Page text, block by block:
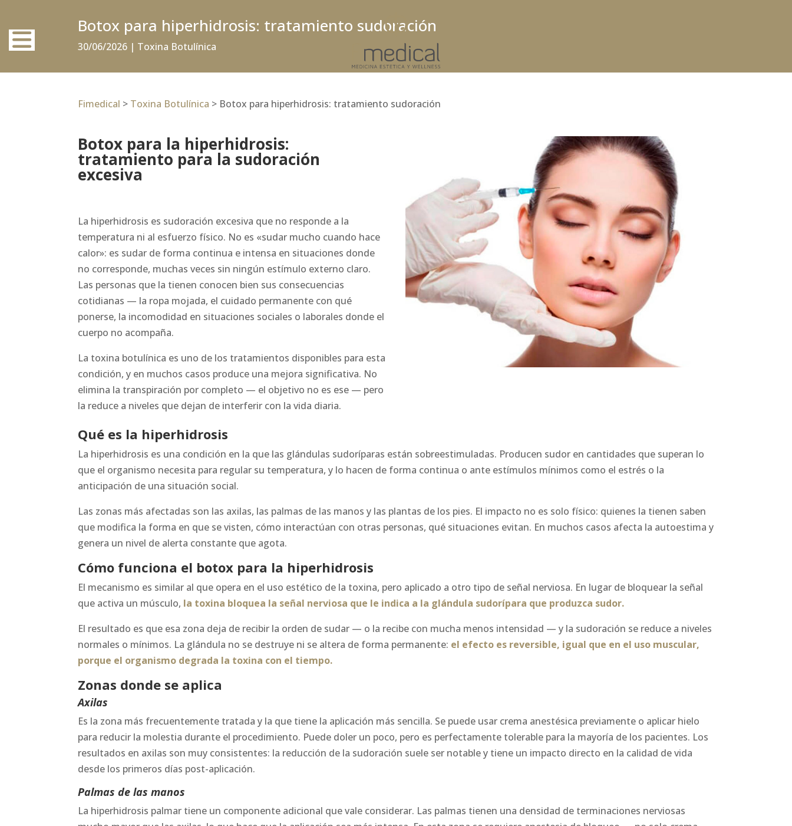
Botox para hiperhidrosis: tratamiento sudoración
30/06/2026 | Toxina Botulínica
Fimedical > Toxina Botulínica > Botox para hiperhidrosis: tratamiento sudoración
Botox para la hiperhidrosis:
tratamiento para la sudoración
excesiva
La hiperhidrosis es sudoración excesiva que no responde a la
temperatura ni al esfuerzo físico. No es «sudar mucho cuando hace
calor»: es sudar de forma continua e intensa en situaciones donde
no corresponde, muchas veces sin ningún estímulo externo claro.
Las personas que la tienen conocen bien sus consecuencias
cotidianas — la ropa mojada, el cuidado permanente con qué
ponerse, la incomodidad en situaciones sociales o laborales donde el
cuerpo no acompaña.
La toxina botulínica es uno de los tratamientos disponibles para esta
condición, y en muchos casos produce una mejora significativa. No
elimina la transpiración por completo — el objetivo no es ese — pero
la reduce a niveles que dejan de interferir con la vida diaria.
Qué es la hiperhidrosis
La hiperhidrosis es una condición en la que las glándulas sudoríparas están sobreestimuladas. Producen sudor en cantidades que superan lo
que el organismo necesita para regular su temperatura, y lo hacen de forma continua o ante estímulos mínimos como el estrés o la
anticipación de una situación social.
Las zonas más afectadas son las axilas, las palmas de las manos y las plantas de los pies. El impacto no es solo físico: quienes la tienen saben
que modifica la forma en que se visten, cómo interactúan con otras personas, qué situaciones evitan. En muchos casos afecta la autoestima y
genera un nivel de alerta constante que agota.
Cómo funciona el botox para la hiperhidrosis
El mecanismo es similar al que opera en el uso estético de la toxina, pero aplicado a otro tipo de señal nerviosa. En lugar de bloquear la señal
que activa un músculo, la toxina bloquea la señal nerviosa que le indica a la glándula sudorípara que produzca sudor.
El resultado es que esa zona deja de recibir la orden de sudar — o la recibe con mucha menos intensidad — y la sudoración se reduce a niveles
normales o mínimos. La glándula no se destruye ni se altera de forma permanente: el efecto es reversible, igual que en el uso muscular,
porque el organismo degrada la toxina con el tiempo.
Zonas donde se aplica
Axilas
Es la zona más frecuentemente tratada y la que tiene la aplicación más sencilla. Se puede usar crema anestésica previamente o aplicar hielo
para reducir la molestia durante el procedimiento. Puede doler un poco, pero es perfectamente tolerable para la mayoría de los pacientes. Los
resultados en axilas son muy consistentes: la reducción de la sudoración suele ser notable y tiene un impacto directo en la calidad de vida
desde los primeros días post-aplicación.
Palmas de las manos
La hiperhidrosis palmar tiene un componente adicional que vale considerar. Las palmas tienen una densidad de terminaciones nerviosas